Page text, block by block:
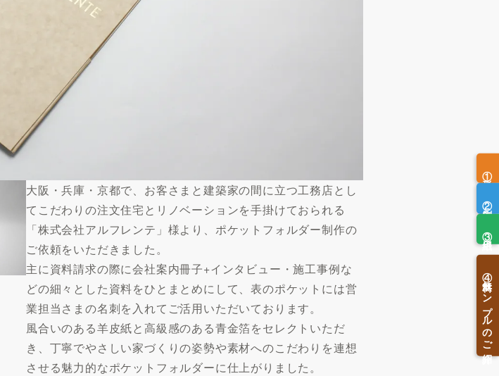
大阪・兵庫・京都で、お客さまと建築家の間に立つ工務店とし
てこだわりの注文住宅とリノベーションを手掛けておられる
「株式会社アルフレンテ」様より、ポケットフォルダー制作の
ご依頼をいただきました。
主に資料請求の際に会社案内冊子+インタビュー・施工事例な
どの細々とした資料をひとまとめにして、表のポケットには営
業担当さまの名刺を入れてご活用いただいております。
風合いのある羊皮紙と高級感のある青金箔をセレクトいただ
き、丁寧でやさしい家づくりの姿勢や素材へのこだわりを連想
させる魅力的なポケットフォルダーに仕上がりました。
②印刷方法
③用紙
④無料サンプルのご紹介